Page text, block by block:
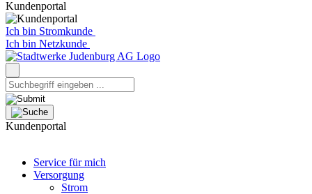
Kundenportal
Ich bin Stromkunde
Ich bin Netzkunde
Kundenportal
Service für mich
Versorgung
Strom